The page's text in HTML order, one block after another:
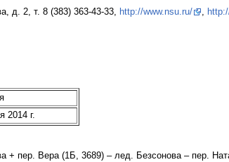
д. 2, т. 8 (383) 363-43-33, http://www.nsu.ru/ ,
2014 г.
пер. Вера (1Б, 3689) – лед. Безсонова – пер.